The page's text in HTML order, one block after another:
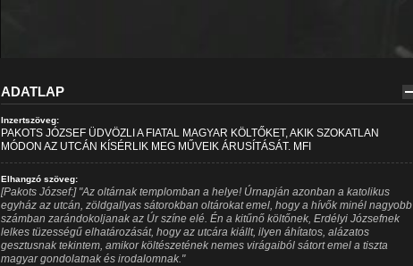
ADATLAP
Inzertszöveg:
PAKOTS JÓZSEF ÜDVÖZLI A FIATAL MAGYAR KÖLTŐKET, AKIK SZOKATLAN
MÓDON AZ UTCÁN KÍSÉRLIK MEG MŰVEIK ÁRUSÍTÁSÁT. MFI
Elhangzó szöveg:
[Pakots József:] "Az oltárnak templomban a helye! Úrnapján azonban a katolikus
egyház az utcán, zöldgallyas sátorokban oltárokat emel, hogy a hívők minél nagyobb
számban zarándokoljanak az Úr színe elé. Én a kitűnő költőnek, Erdélyi Józsefnek
lelkes tüzességű elhatározását, hogy az utcára kiállt, ilyen áhítatos, alázatos
gesztusnak tekintem, amikor költészetének nemes virágaiból sátort emel a tiszta
magyar gondolatnak és irodalomnak."